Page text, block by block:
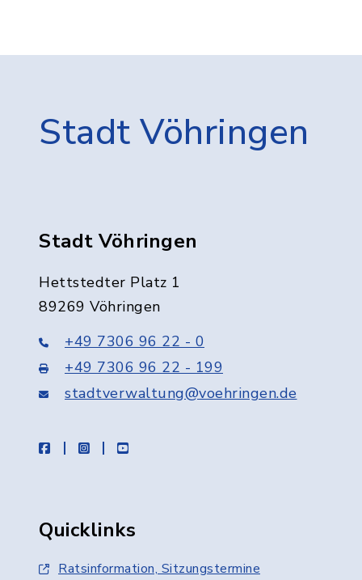
Stadt Vöhringen
Stadt Vöhringen
Hettstedter Platz 1
89269 Vöhringen
+49 7306 96 22 - 0
+49 7306 96 22 - 199
stadtverwaltung@voehringen.de
facebookinstagramyoutube
Quicklinks
Ratsinformation, Sitzungstermine